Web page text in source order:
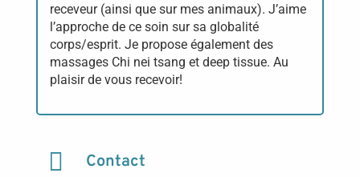
receveur (ainsi que sur mes animaux). J’aime
l’approche de ce soin sur sa globalité
corps/esprit. Je propose également des
massages Chi nei tsang et deep tissue. Au
plaisir de vous recevoir!
 Contact